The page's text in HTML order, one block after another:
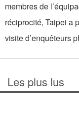
membres de
réciprocité, Taipei a
visite d’enquêteurs
Les plus lus